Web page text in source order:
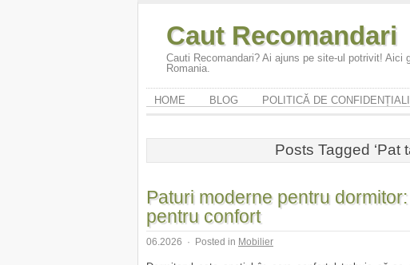
Caut Recomandari
Cauti Recomandari? Ai ajuns pe site-ul potrivit!
Romania.
HOME BLOG POLITICĂ DE
Posts Tagged ‘Pat
Paturi moderne pentru
pentru confort
06.2026 · Posted in Mobilier